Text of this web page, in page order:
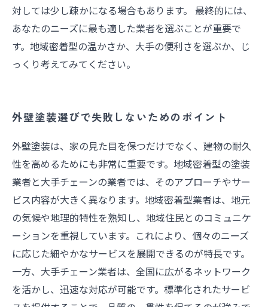
対しては少し疎かになる場合もあります。 最終的には、
あなたのニーズに最も適した業者を選ぶことが重要で
す。地域密着型の温かさか、大手の便利さを選ぶか、じ
っくり考えてみてください。
外壁塗装選びで失敗しないためのポイント
外壁塗装は、家の見た目を保つだけでなく、建物の耐久
性を高めるためにも非常に重要です。地域密着型の塗装
業者と大手チェーンの業者では、そのアプローチやサー
ビス内容が大きく異なります。地域密着型業者は、地元
の気候や地理的特性を熟知し、地域住民とのコミュニケ
ーションを重視しています。これにより、個々のニーズ
に応じた細やかなサービスを展開できるのが特長です。
一方、大手チェーン業者は、全国に広がるネットワーク
を活かし、迅速な対応が可能です。標準化されたサービ